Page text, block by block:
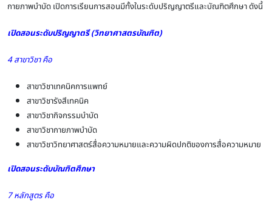
กายภาพบำบัด เปิดการเรียนการสอนมีทั้งในระดับปริญญาตรีและบัณฑิตศึกษา ดังนี้
เปิดสอนระดับปริญญาตรี (วิทยาศาสตรบัณฑิต)
4 สาขาวิชา คือ
สาขาวิชาเทคนิคการแพทย์
สาขาวิชารังสีเทคนิค
สาขาวิชากิจกรรมบำบัด
สาขาวิชากายภาพบำบัด
สาขาวิชาวิทยาศาสตร์สื่อความหมายและความผิดปกติของการสื่อความหมาย
เปิดสอนระดับบัณฑิตศึกษา
7 หลักสูตร คือ